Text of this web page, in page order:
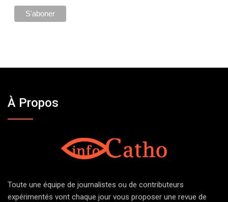
À Propos
Toute une équipe de journalistes ou de contributeurs
expérimentés vont chaque jour vous proposer une revue de